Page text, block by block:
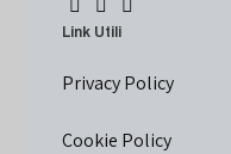
Link Utili
Privacy Policy
Cookie Policy